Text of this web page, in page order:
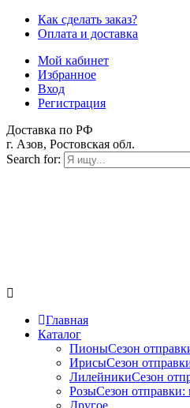
Как сделать заказ?
Оплата и доставка
Мой кабинет
Избранное
Вход
Регистрация
Доставка по РФ
г. Азов, Ростовская обл.
Search for:
Главная
Каталог
ПионыСезон
ИрисыСезон
ЛилейникиСезон
РозыСезон отправки:
Другое